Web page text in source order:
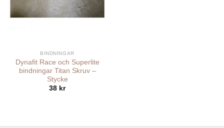
BINDNINGAR
Dynafit Race och Superlite
bindningar Titan Skruv –
Stycke
38 kr